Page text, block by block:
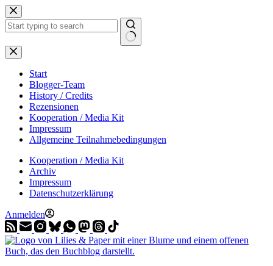
Zum
Inhalt
springen
Start
Blogger-Team
History / Credits
Rezensionen
Kooperation / Media Kit
Impressum
Allgemeine Teilnahmebedingungen
Kooperation / Media Kit
Archiv
Impressum
Datenschutzerklärung
Anmelden